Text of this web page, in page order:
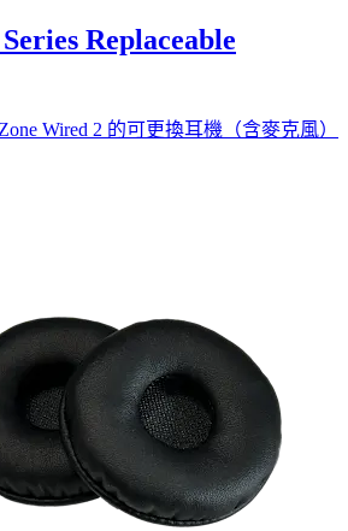
Replaceable
Wired 2 的可更換耳機（含麥克風）